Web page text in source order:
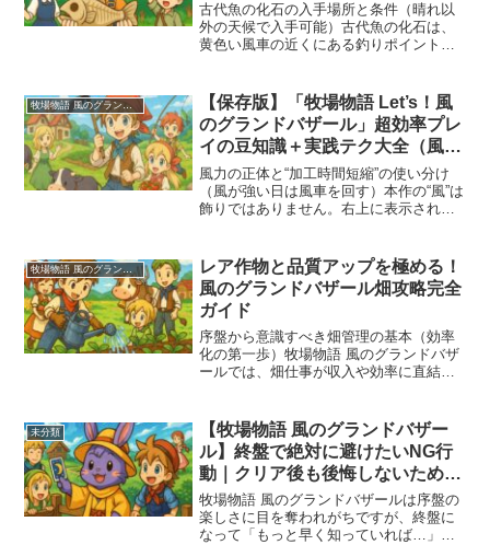
古代魚の化石の入手場所と条件（晴れ以
外の天候で入手可能）古代魚の化石は、
黄色い風車の近くにある釣りポイントで
です。この場所では晴れの日以外、つま
り雨や曇りといった天候時...
牧場物語 風のグランドバザール
【保存版】「牧場物語 Let’s！風
のグランドバザール」超効率プレ
イの豆知識＋実践テク大全（風
力・風車・グライダー・鮮度・レ
シピ・植え替え）
風力の正体と“加工時間短縮”の使い分け
（風が強い日は風車を回す）本作の“風”は
飾りではありません。右上に表示される
こから。風車の加工時間は風力で変動し
ます。検証感...
牧場物語 風のグランドバザール
レア作物と品質アップを極める！
風のグランドバザール畑攻略完全
ガイド
序盤から意識すべき畑管理の基本（効率
化の第一歩）牧場物語 風のグランドバザ
ールでは、畑仕事が収入や効率に直結し
物でも収穫数や品質に大きな差が生まれ
ます。単純に植えて収穫...
未分類
【牧場物語 風のグランドバザー
ル】終盤で絶対に避けたいNG行
動｜クリア後も後悔しないための
完全攻略ガイド
牧場物語 風のグランドバザールは序盤の
楽しさに目を奪われがちですが、終盤に
なって「もっと早く知っていれば…」と